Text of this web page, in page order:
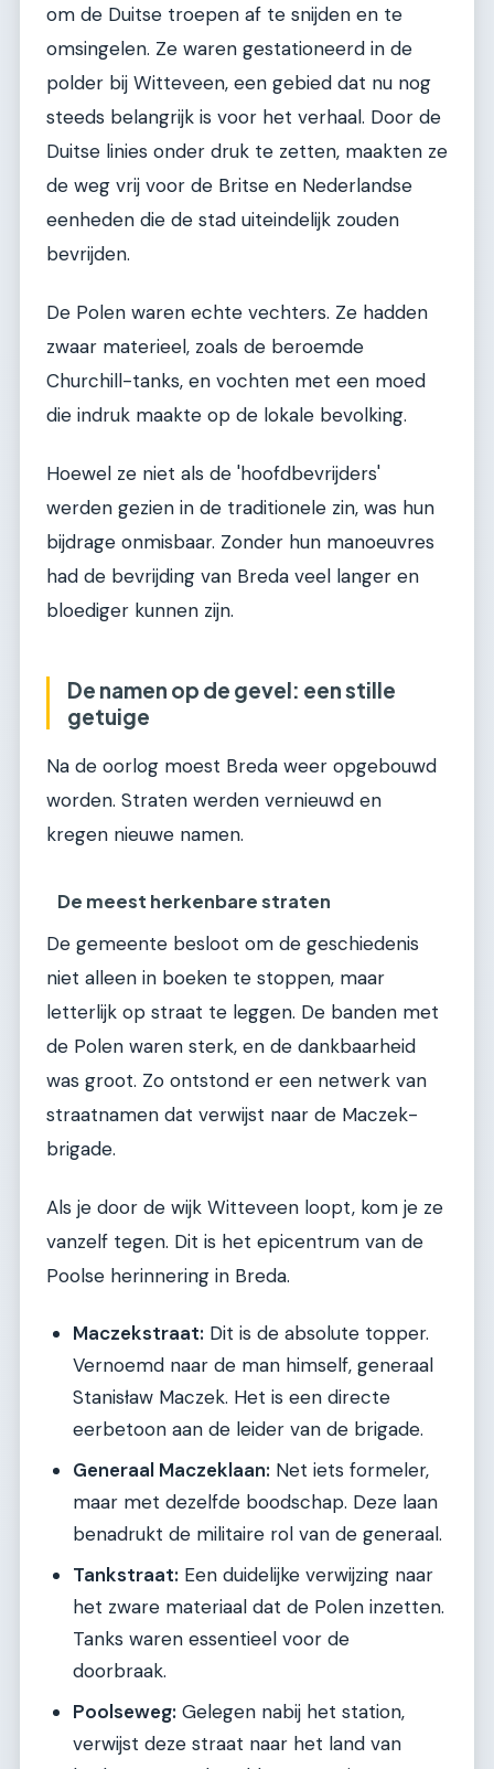
om de Duitse troepen af te snijden en te
omsingelen. Ze waren gestationeerd in de
polder bij Witteveen, een gebied dat nu nog
steeds belangrijk is voor het verhaal. Door de
Duitse linies onder druk te zetten, maakten ze
de weg vrij voor de Britse en Nederlandse
eenheden die de stad uiteindelijk zouden
bevrijden.
De Polen waren echte vechters. Ze hadden
zwaar materieel, zoals de beroemde
Churchill-tanks, en vochten met een moed
die indruk maakte op de lokale bevolking.
Hoewel ze niet als de 'hoofdbevrijders'
werden gezien in de traditionele zin, was hun
bijdrage onmisbaar. Zonder hun manoeuvres
had de bevrijding van Breda veel langer en
bloediger kunnen zijn.
De namen op de gevel: een stille
getuige
Na de oorlog moest Breda weer opgebouwd
worden. Straten werden vernieuwd en
kregen nieuwe namen.
De meest herkenbare straten
De gemeente besloot om de geschiedenis
niet alleen in boeken te stoppen, maar
letterlijk op straat te leggen. De banden met
de Polen waren sterk, en de dankbaarheid
was groot. Zo ontstond er een netwerk van
straatnamen dat verwijst naar de Maczek-
brigade.
Als je door de wijk Witteveen loopt, kom je ze
vanzelf tegen. Dit is het epicentrum van de
Poolse herinnering in Breda.
Maczekstraat: Dit is de absolute topper.
Vernoemd naar de man himself, generaal
Stanisław Maczek. Het is een directe
eerbetoon aan de leider van de brigade.
Generaal Maczeklaan: Net iets formeler,
maar met dezelfde boodschap. Deze laan
benadrukt de militaire rol van de generaal.
Tankstraat: Een duidelijke verwijzing naar
het zware materiaal dat de Polen inzetten.
Tanks waren essentieel voor de
doorbraak.
Poolseweg: Gelegen nabij het station,
verwijst deze straat naar het land van